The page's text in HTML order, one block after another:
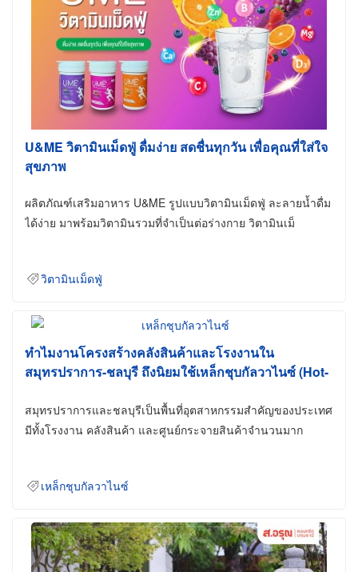
U&ME วิตามินเม็ดฟู่ ดื่มง่าย สดชื่นทุกวัน เพื่อคุณที่ใส่ใจ
สุขภาพ
ผลิตภัณฑ์เสริมอาหาร U&ME รูปแบบวิตามินเม็ดฟู่ ละลายน้ำดื่ม
ได้ง่าย มาพร้อมวิตามินรวมที่จำเป็นต่อร่างกาย วิตามินเม็
วิตามินเม็ดฟู่
ทำไมงานโครงสร้างคลังสินค้าและโรงงานใน
สมุทรปราการ-ชลบุรี ถึงนิยมใช้เหล็กชุบกัลวาไนซ์ (Hot-
สมุทรปราการและชลบุรีเป็นพื้นที่อุตสาหกรรมสำคัญของประเทศ
มีทั้งโรงงาน คลังสินค้า และศูนย์กระจายสินค้าจำนวนมาก
เหล็กชุบกัลวาไนซ์